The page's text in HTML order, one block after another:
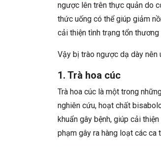
ngược lên trên thực quản do
thức uống có thể giúp giảm
cải thiện tình trạng tổn
Vậy bị trào ngược dạ dày
1. Trà hoa cúc
Trà hoa cúc là một trong
nghiên cứu, hoạt chất
khuẩn gây bệnh, giúp cải
phạm gây ra hàng loạt các ca